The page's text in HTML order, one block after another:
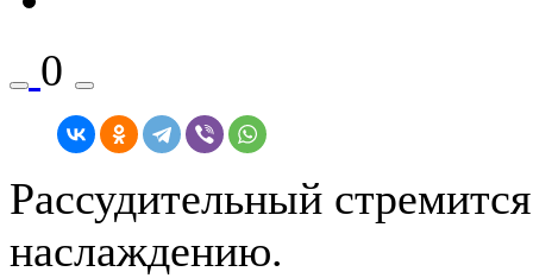
0
Рассудительный
наслаждению.